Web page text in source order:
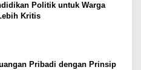
Politik untuk Warga
Kritis
Pribadi dengan Prinsip